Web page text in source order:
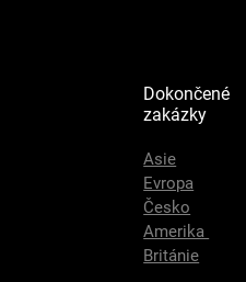
Dokončené
zakázky
Asie
Evropa
Česko
Amerika
Británie